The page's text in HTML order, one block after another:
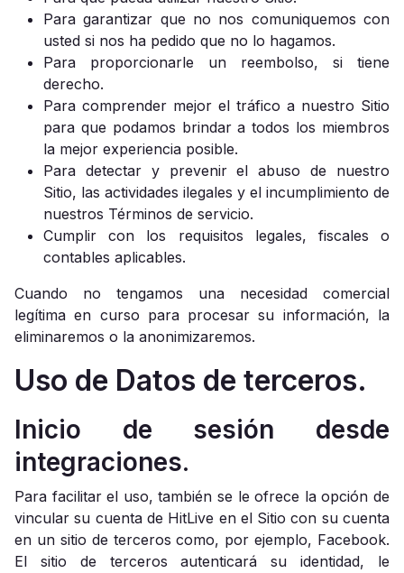
Para garantizar que no nos comuniquemos con
usted si nos ha pedido que no lo hagamos.
Para proporcionarle un reembolso, si tiene
derecho.
Para comprender mejor el tráfico a nuestro Sitio
para que podamos brindar a todos los miembros
la mejor experiencia posible.
Para detectar y prevenir el abuso de nuestro
Sitio, las actividades ilegales y el incumplimiento de
nuestros Términos de servicio.
Cumplir con los requisitos legales, fiscales o
contables aplicables.
Cuando no tengamos una necesidad comercial
legítima en curso para procesar su información, la
eliminaremos o la anonimizaremos.
Uso de Datos de terceros.
Inicio de sesión desde
integraciones.
Para facilitar el uso, también se le ofrece la opción de
vincular su cuenta de HitLive en el Sitio con su cuenta
en un sitio de terceros como, por ejemplo, Facebook.
El sitio de terceros autenticará su identidad, le